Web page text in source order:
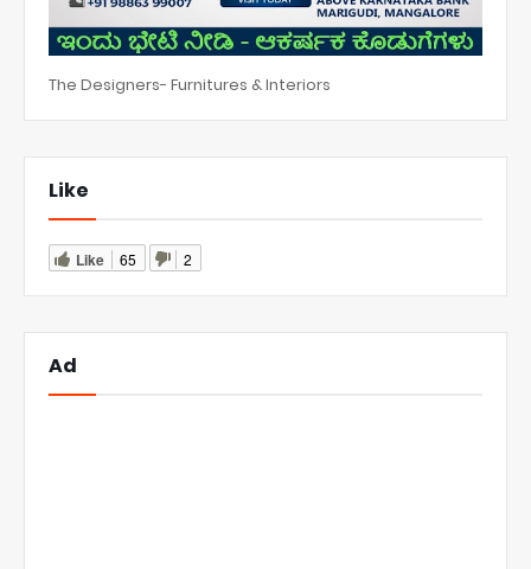
The Designers- Furnitures & Interiors
Like
Like 65 2
Ad